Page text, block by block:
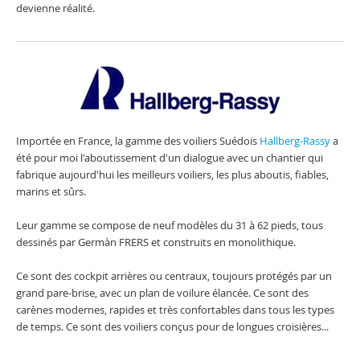
devienne réalité.
Importée en France, la gamme des voiliers Suédois Hallberg-Rassya
été pour moi l'aboutissement d'un dialogue avec un chantier qui
fabrique aujourd'hui les meilleurs voiliers, les plus aboutis, fiables,
marins et sûrs.
Leur gamme se compose de neuf modèles du 31 à 62 pieds, tous
dessinés par Germàn FRERS et construits en monolithique.
Ce sont des cockpit arrières ou centraux, toujours protégés par un
grand pare-brise, avec un plan de voilure élancée. Ce sont des
carènes modernes, rapides et très confortables dans tous les types
de temps. Ce sont des voiliers conçus pour de longues croisières...